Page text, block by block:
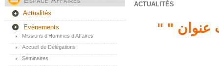
Actualités
Evènements
Missions d’Hommes d’Affaires
Accueil de Délégations
Séminaires
ACTUALITÉS
" منتدى اقتصادي مشترك تونسي جزائري تحت عنوان "